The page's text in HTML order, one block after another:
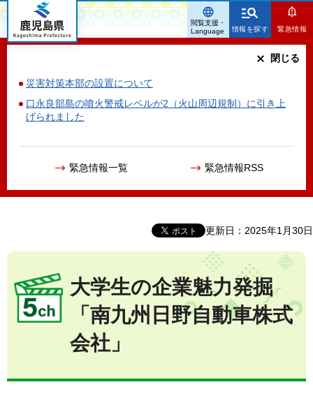
鹿児島県
情報を探す 緊急情報
災害対策本部の設置について
口永良部島の噴火警戒レベルが2（火山周辺規制）に引き上
げられました
緊急情報一覧 緊急情報RSS
閉じる
閲覧支援・
Language
更新日：2025年1月30日
大学生の企業魅力発掘
「南九州日野自動車株式
会社」